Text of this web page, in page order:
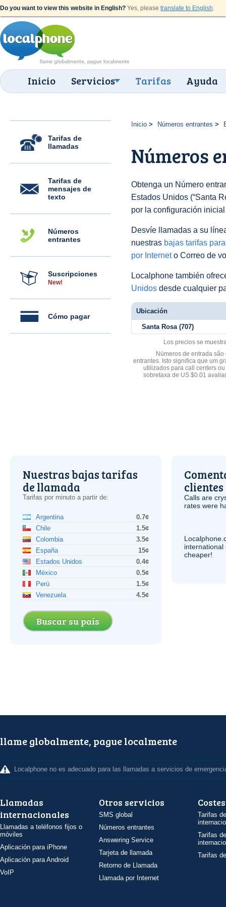
Do you want to view this website in English? Yes, please translate to English.
Inicio Servicios Tarifas Ayuda
Tarifas de
llamadas
Tarifas de
mensajes de
texto
Números
entrantes
Suscripciones
New!
Cómo pagar
Inicio Números entrantes
Números
Obtenga un Número
Estados Unidos (“Santa
por la configuración
Desvíe llamadas a su
nuestras bajas tarifas
por Interneto Correo de
Localphone también
Unidos desde cualquier
Ubicación
Santa Rosa (707)
Los precios se
Números de entrada
entrantes. Isto significa que um
utilizados para call centers
sobretaxa de US $0.01
Nuestras bajas tarifas
de llamada
Tarifas por minuto a partir de:
Argentina
0.7¢
Chile
1.5¢
Colombia
3.5¢
España
15¢
Estados Unidos
0.4¢
México
0.5¢
Perú
1.5¢
Venezuela
4.5¢
Buscar su país
clientes
Calls are
rates were
international
cheaper!
llame globalmente, pague localmente
Localphone no es adecuado para las llamadas a servicios de
Llamadas
internacionales
Llamadas a teléfonos fijos o
móviles
Aplicación para iPhone
Aplicación para Android
VoIP
Otros servicios
SMS global
Números entrantes
Answering Service
Tarjeta de llamada
Retorno de Llamada
Llamada por Internet
Costes
Tarifas
Tarifas
Tarifas